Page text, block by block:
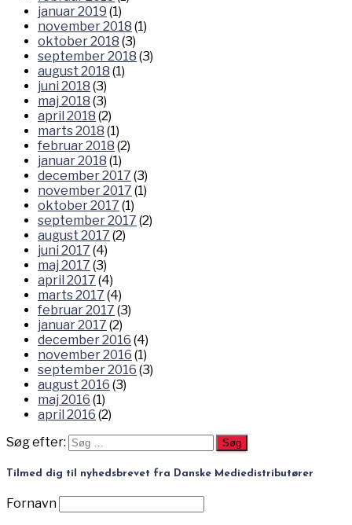
januar 2019 (1)
november 2018 (1)
oktober 2018 (3)
september 2018 (3)
august 2018 (1)
juni 2018 (3)
maj 2018 (3)
april 2018 (2)
marts 2018 (1)
februar 2018 (2)
januar 2018 (1)
december 2017 (3)
november 2017 (1)
oktober 2017 (1)
september 2017 (2)
august 2017 (2)
juni 2017 (4)
maj 2017 (3)
april 2017 (4)
marts 2017 (4)
februar 2017 (3)
januar 2017 (2)
december 2016 (4)
november 2016 (1)
september 2016 (3)
august 2016 (3)
maj 2016 (1)
april 2016 (2)
Søg efter:
Tilmed dig til nyhedsbrevet fra Danske Mediedistributører
Fornavn